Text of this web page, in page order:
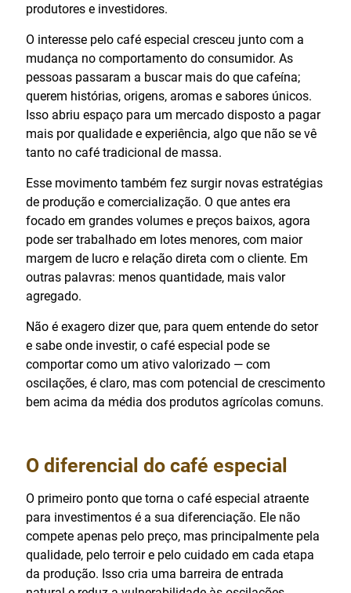
produtores e investidores.
O interesse pelo café especial cresceu junto com a
mudança no comportamento do consumidor. As
pessoas passaram a buscar mais do que cafeína;
querem histórias, origens, aromas e sabores únicos.
Isso abriu espaço para um mercado disposto a pagar
mais por qualidade e experiência, algo que não se vê
tanto no café tradicional de massa.
Esse movimento também fez surgir novas estratégias
de produção e comercialização. O que antes era
focado em grandes volumes e preços baixos, agora
pode ser trabalhado em lotes menores, com maior
margem de lucro e relação direta com o cliente. Em
outras palavras: menos quantidade, mais valor
agregado.
Não é exagero dizer que, para quem entende do setor
e sabe onde investir, o café especial pode se
comportar como um ativo valorizado — com
oscilações, é claro, mas com potencial de crescimento
bem acima da média dos produtos agrícolas comuns.
O diferencial do café especial
O primeiro ponto que torna o café especial atraente
para investimentos é a sua diferenciação. Ele não
compete apenas pelo preço, mas principalmente pela
qualidade, pelo terroir e pelo cuidado em cada etapa
da produção. Isso cria uma barreira de entrada